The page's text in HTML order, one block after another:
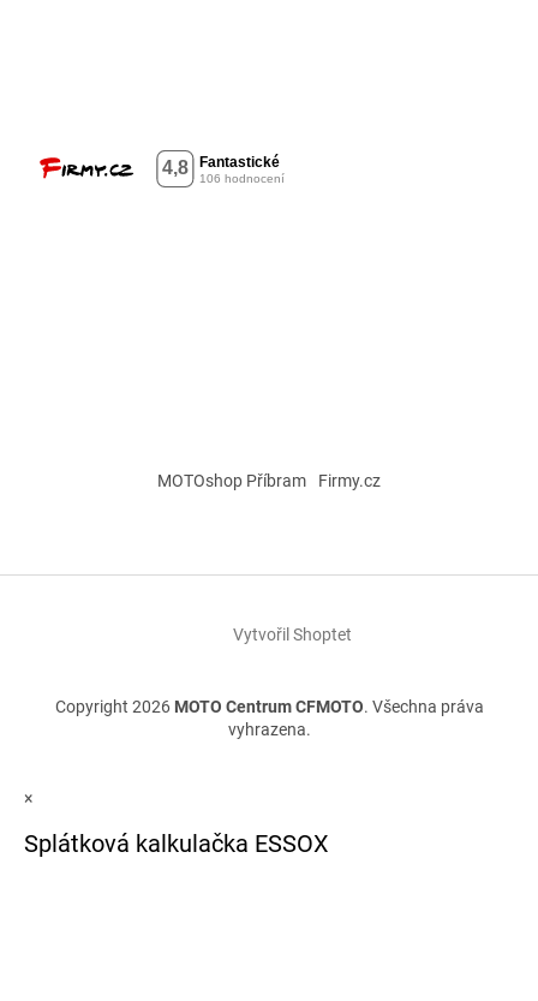
MOTOshop Příbram Firmy.cz
Vytvořil Shoptet
Copyright 2026 MOTO Centrum CFMOTO. Všechna práva
vyhrazena.
×
Splátková kalkulačka ESSOX